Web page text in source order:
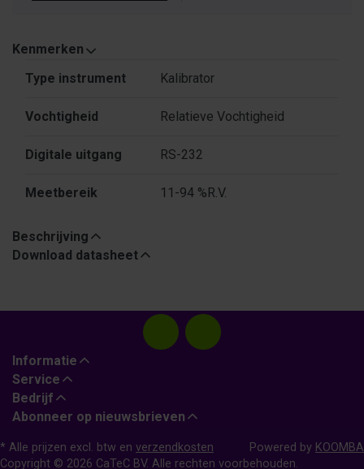
Kenmerken
Type instrument Kalibrator
Vochtigheid Relatieve Vochtigheid
Digitale uitgang RS-232
Meetbereik 11-94 %R.V.
Beschrijving
Download datasheet
Informatie
Service
Bedrijf
Abonneer op nieuwsbrieven
* Alle prijzen excl. btw en verzendkosten Powered by KOOMBA
Copyright © 2026 CaTeC BV. Alle rechten voorbehouden.